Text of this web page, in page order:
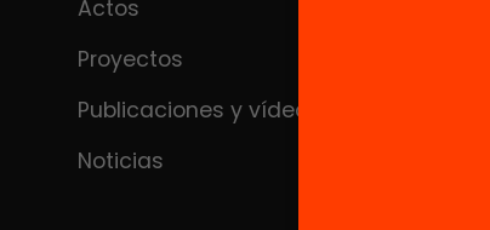
Actos
Proyectos
Publicaciones y vídeos
Noticias